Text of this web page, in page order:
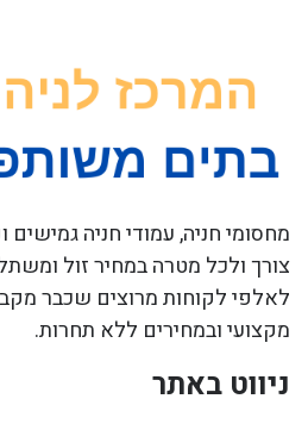
מחסומי חניה, עמודי חניה גמישים
צורך ולכל מטרה במחיר זול
לאלפי לקוחות מרוצים שכבר
מקצועי ובמחירים ללא תחרות.
ניווט באתר